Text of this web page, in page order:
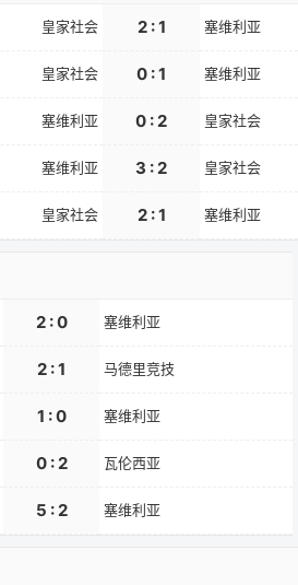
皇家社会 2 : 1 塞维利亚
皇家社会 0 : 1 塞维利亚
塞维利亚 0 : 2 皇家社会
塞维利亚 3 : 2 皇家社会
皇家社会 2 : 1 塞维利亚
2 : 0 塞维利亚
2 : 1 马德里竞技
1 : 0 塞维利亚
0 : 2 瓦伦西亚
5 : 2 塞维利亚